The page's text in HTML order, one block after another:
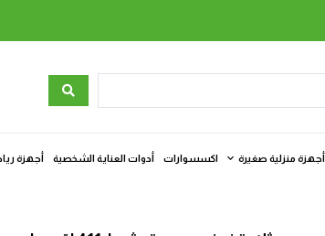
أجهزة منزلية صغيرة اكسسوارات أدوات العناية الشخصية أجهزة